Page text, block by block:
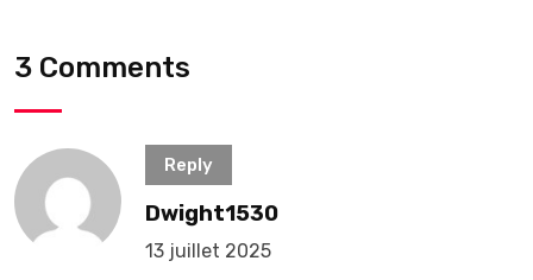
3 Comments
Reply
Dwight1530
13 juillet 2025